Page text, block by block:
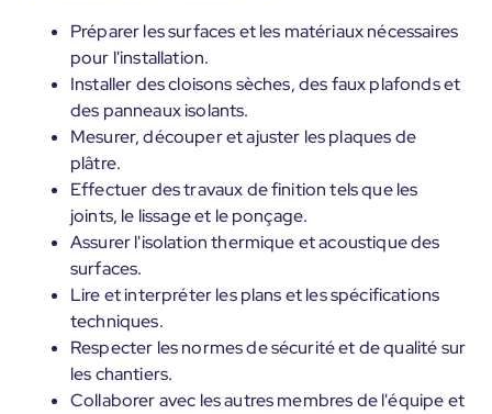
Préparer les surfaces et les matériaux nécessaires
pour l'installation.
Installer des cloisons sèches, des faux plafonds et
des panneaux isolants.
Mesurer, découper et ajuster les plaques de
plâtre.
Effectuer des travaux de finition tels que les
joints, le lissage et le ponçage.
Assurer l'isolation thermique et acoustique des
surfaces.
Lire et interpréter les plans et les spécifications
techniques.
Respecter les normes de sécurité et de qualité sur
les chantiers.
Collaborer avec les autres membres de l'équipe et